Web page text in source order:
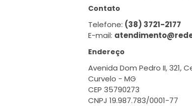
Contato
Telefone: (38) 3721-2177
E-mail:
Endereço
Avenida Dom Pedro II, 321,
Curvelo - MG
CEP 35790273
CNPJ 19.987.783/0001-77